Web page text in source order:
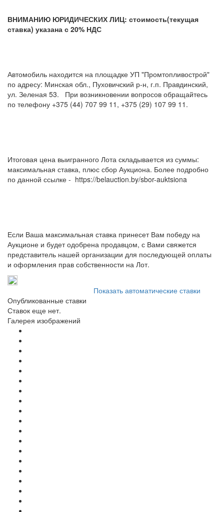
ВНИМАНИЮ ЮРИДИЧЕСКИХ ЛИЦ: стоимость(текущая
ставка) указана с 20% НДС
Автомобиль находится на площадке УП "Промтопливострой"
по адресу: Минская обл., Пуховичский р-н, г.п. Правдинский,
ул. Зеленая 53. При возникновении вопросов обращайтесь
по телефону +375 (44) 707 99 11, +375 (29) 107 99 11.
Итоговая цена выигранного Лота складывается из суммы:
максимальная ставка, плюс сбор Аукциона. Более подробно
по данной ссылке - https://belauction.by/sbor-auktsiona
Если Ваша максимальная ставка принесет Вам победу на
Аукционе и будет одобрена продавцом, с Вами свяжется
представитель нашей организации для последующей оплаты
и оформления прав собственности на Лот.
Показать автоматические ставки
Опубликованные ставки
Ставок еще нет.
Галерея изображений